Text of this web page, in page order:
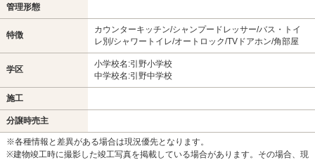
管理形態
特徴
カウンターキッチン/シャンプードレッサー/バス・トイ
レ別/シャワートイレ/オートロック/TVドアホン/角部屋
学区
小学校名:引野小学校
中学校名:引野中学校
施工
分譲時売主
※各種情報と差異がある場合は現況優先となります。
※建物竣工時に撮影した竣工写真を掲載している場合があります。その場合、現